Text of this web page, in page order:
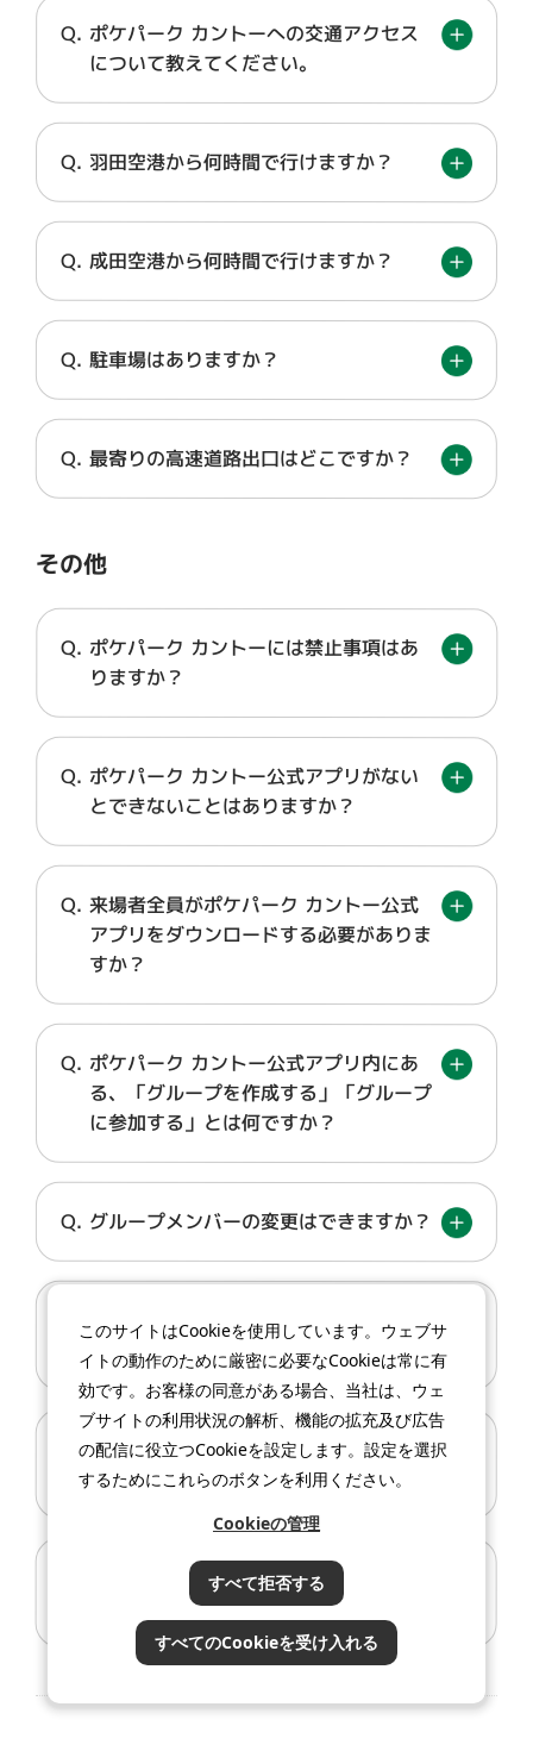
ポケパーク カントーへの交通アクセス
について教えてください。
羽田空港から何時間で行けますか？
成田空港から何時間で行けますか？
駐車場はありますか？
最寄りの高速道路出口はどこですか？
その他
ポケパーク カントーには禁止事項はあ
りますか？
ポケパーク カントー公式アプリがない
とできないことはありますか？
来場者全員がポケパーク カントー公式
アプリをダウンロードする必要がありま
すか？
ポケパーク カントー公式アプリ内にあ
る、「グループを作成する」「グループ
に参加する」とは何ですか？
グループメンバーの変更はできますか？
公式アプリは日本語版以外もサポートさ
れていますか？
携帯電話番号やメールアドレスが変わり
ました。どうすればよいですか？
落とし物・忘れ物についてお問い合わせ
できますか？
このサイトはCookieを使用しています。ウェブサ
イトの動作のために厳密に必要なCookieは常に有
効です。お客様の同意がある場合、当社は、ウェ
ブサイトの利用状況の解析、機能の拡充及び広告
の配信に役立つCookieを設定します。設定を選択
するためにこれらのボタンを利用ください。
るかを管理するためには、「Cookieの管理」のリ
ンクをクリックしてください。
Cookieの管理
すべて拒否する
すべてのCookieを受け入れる